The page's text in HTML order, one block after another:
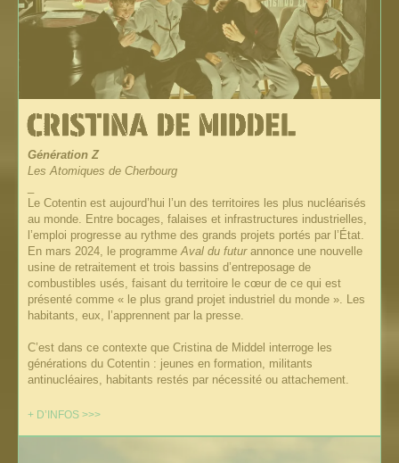
Génération Z
Les Atomiques de Cherbourg
Le Cotentin est aujourd’hui l’un des territoires les plus nucléarisés
au monde. Entre bocages, falaises et infrastructures industrielles,
l’emploi progresse au rythme des grands projets portés par l’État.
En mars 2024, le programme Aval du futurannonce une nouvelle
usine de retraitement et trois bassins d’entreposage de
combustibles usés, faisant du territoire le cœur de ce qui est
présenté comme « le plus grand projet industriel du monde ». Les
habitants, eux, l’apprennent par la presse.
C’est dans ce contexte que Cristina de Middel interroge les
générations du Cotentin : jeunes en formation, militants
antinucléaires, habitants restés par nécessité ou attachement.
+ D’INFOS >>>